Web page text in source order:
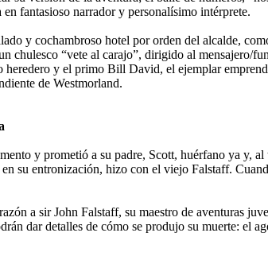
fantasioso narrador y personalísimo intérprete.
y cochambroso hotel por orden del alcalde,
chulesco “vete al carajo”, dirigido al mensajero/
heredero y el primo Bill David, el ejemplar
de Westmorland.
y prometió a su padre, Scott, huérfano ya y,
su entronización, hizo con el viejo Falstaff.
a sir John Falstaff, su maestro de aventuras
dar detalles de cómo se produjo su muerte: